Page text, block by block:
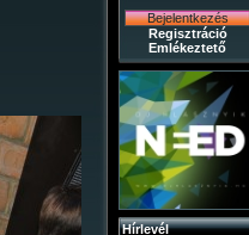
Regisztráció
Emlékeztető
Hírlevél